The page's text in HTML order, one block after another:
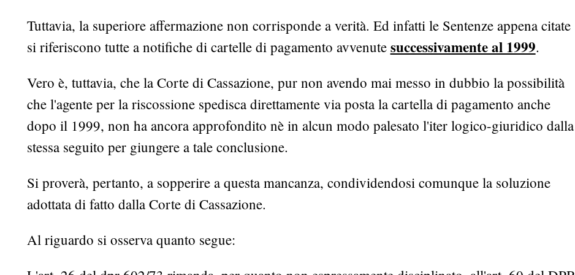
Tuttavia, la superiore affermazione non corrisponde a verità. Ed infatti le Sentenze appena citate
si riferiscono tutte a notifiche di cartelle di pagamento avvenute successivamente al 1999.
Vero è, tuttavia, che la Corte di Cassazione, pur non avendo mai messo in dubbio la possibilità
che l'agente per la riscossione spedisca direttamente via posta la cartella di pagamento anche
dopo il 1999, non ha ancora approfondito nè in alcun modo palesato l'iter logico-giuridico dalla
stessa seguito per giungere a tale conclusione.
Si proverà, pertanto, a sopperire a questa mancanza, condividendosi comunque la soluzione
adottata di fatto dalla Corte di Cassazione.
Al riguardo si osserva quanto segue: